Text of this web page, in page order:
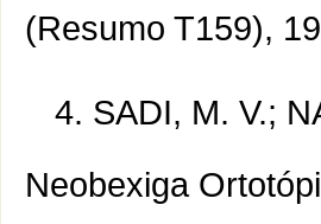
(Resumo T159),
SADI, M. V.;
Neobexiga